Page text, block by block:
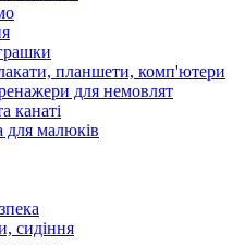
планшети, комп'ютери
для немовлят
канаті
для малюків
сидіння